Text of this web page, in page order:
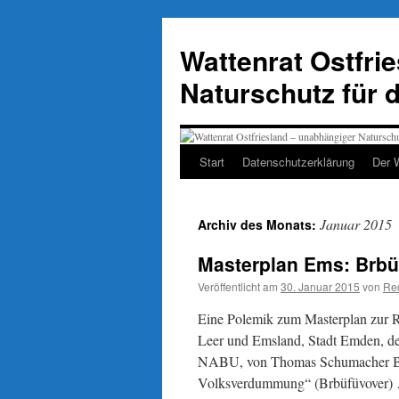
springen
Wattenrat
Naturschutz für
Start Datenschutzerklärung Der
Archiv des Monats: Januar 2015
Masterplan Ems:
Veröffentlicht am 30. Januar 2015 von
Eine Polemik zum Masterplan zur
Leer und Emsland, Stadt Emden,
NABU, von Thomas Schumacher
Volksverdummung“